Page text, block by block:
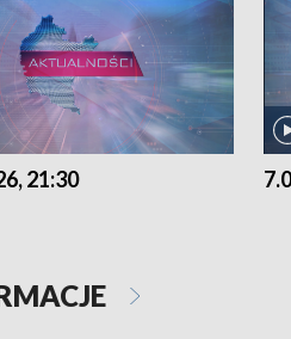
21:30